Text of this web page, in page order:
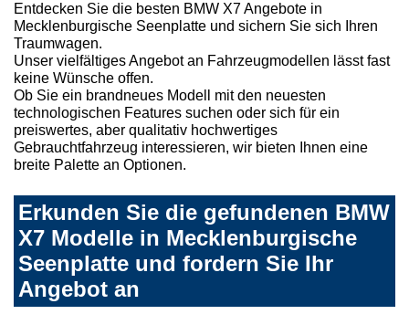
Entdecken Sie die besten BMW X7 Angebote in
Mecklenburgische Seenplatte und sichern Sie sich Ihren
Traumwagen.
Unser vielfältiges Angebot an Fahrzeugmodellen lässt fast
keine Wünsche offen.
Ob Sie ein brandneues Modell mit den neuesten
technologischen Features suchen oder sich für ein
preiswertes, aber qualitativ hochwertiges
Gebrauchtfahrzeug interessieren, wir bieten Ihnen eine
breite Palette an Optionen.
Erkunden Sie die gefundenen BMW
X7 Modelle in Mecklenburgische
Seenplatte und fordern Sie Ihr
Angebot an